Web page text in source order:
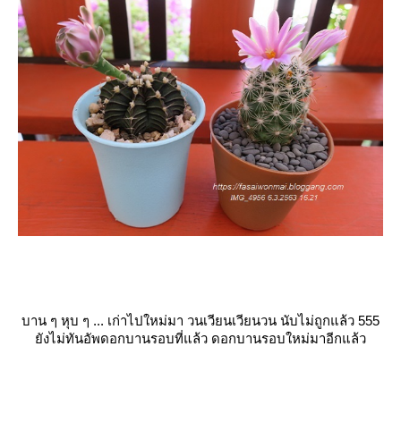
บาน ๆ หุบ ๆ ... เก่าไปใหม่มา วนเวียนเวียนวน นับไม่ถูกแล้ว 555
ังไม่ทันอัพดอกบานรอบที่แล้ว ดอกบานรอบใหม่มาอีกแล้ว